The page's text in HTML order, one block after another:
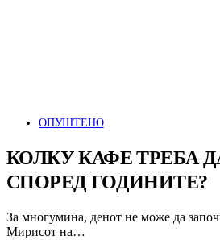
ОПУШТЕНО
КОЛКУ КАФЕ ТРЕБА
СПОРЕД ГОДИНИТЕ?
За многумина, денот не може да
Мирисот на…